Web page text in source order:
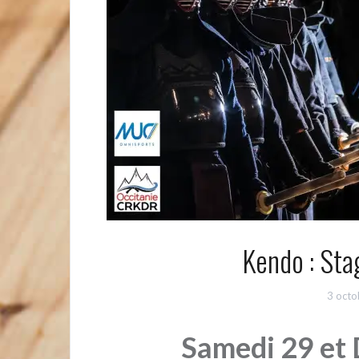
Kendo :
3
Samedi 29 et